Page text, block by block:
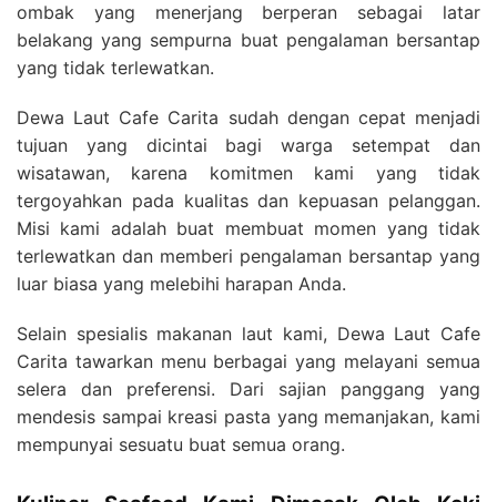
ombak yang menerjang berperan sebagai latar
belakang yang sempurna buat pengalaman bersantap
yang tidak terlewatkan.
Dewa Laut Cafe Carita sudah dengan cepat menjadi
tujuan yang dicintai bagi warga setempat dan
wisatawan, karena komitmen kami yang tidak
tergoyahkan pada kualitas dan kepuasan pelanggan.
Misi kami adalah buat membuat momen yang tidak
terlewatkan dan memberi pengalaman bersantap yang
luar biasa yang melebihi harapan Anda.
Selain spesialis makanan laut kami, Dewa Laut Cafe
Carita tawarkan menu berbagai yang melayani semua
selera dan preferensi. Dari sajian panggang yang
mendesis sampai kreasi pasta yang memanjakan, kami
mempunyai sesuatu buat semua orang.